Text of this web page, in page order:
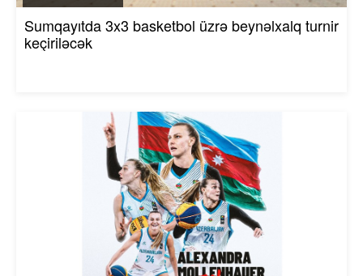
Sumqayıtda 3x3 basketbol üzrə beynəlxalq turnir
keçiriləcək